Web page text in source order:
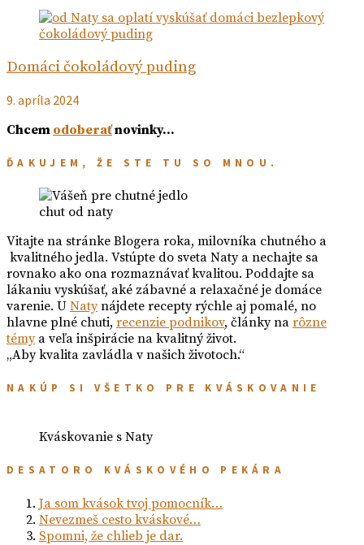
Domáci čokoládový puding
9. apríla 2024
Chcem odoberaťnovinky…
ĎAKUJEM, ŽE STE TU SO MNOU.
chut od naty
Vitajte na stránke Blogera roka, milovníka chutného a
kvalitného jedla. Vstúpte do sveta Naty a nechajte sa
rovnako ako ona rozmaznávať kvalitou. Poddajte sa
lákaniu vyskúšať, aké zábavné a relaxačné je domáce
varenie. U Natynájdete recepty rýchle aj pomalé, no
hlavne plné chuti, recenzie podnikov, články na rôzne
témya veľa inšpirácie na kvalitný život.
„Aby kvalita zavládla v našich životoch.“
NAKÚP SI VŠETKO PRE KVÁSKOVANIE
Kváskovanie s Naty
DESATORO KVÁSKOVÉHO PEKÁRA
Ja som kvások tvoj pomocník…
Nevezmeš cesto kváskové…
Spomni, že chlieb je dar.